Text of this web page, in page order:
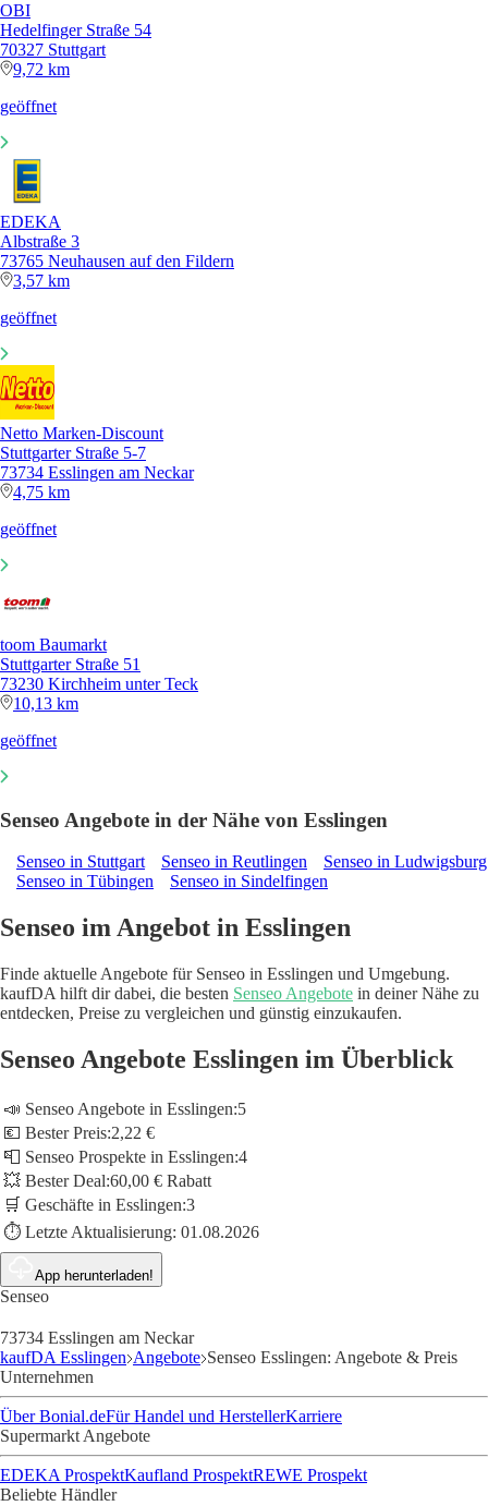
OBI
Hedelfinger Straße 54
70327 Stuttgart
9,72 km
geöffnet
EDEKA
Albstraße 3
73765 Neuhausen auf den Fildern
3,57 km
geöffnet
Netto Marken-Discount
Stuttgarter Straße 5-7
73734 Esslingen am Neckar
4,75 km
geöffnet
toom Baumarkt
Stuttgarter Straße 51
73230 Kirchheim unter Teck
10,13 km
geöffnet
Senseo Angebote in der Nähe von Esslingen
Senseo in Stuttgart Senseo in Reutlingen
Senseo in Ludwigsburg
Senseo in Tübingen
Senseo in Sindelfingen
Senseo im Angebot in Esslingen
Finde aktuelle Angebote für Senseo in Esslingen und Umgebung.
kaufDA hilft dir dabei, die besten Senseo Angebote in deiner Nähe zu
entdecken, Preise zu vergleichen und günstig einzukaufen.
Senseo Angebote Esslingen im Überblick
📣 Senseo Angebote in Esslingen:5
💶 Bester Preis:2,22 €
📮 Senseo Prospekte in Esslingen:4
💥 Bester Deal:60,00 € Rabatt
🛒 Geschäfte in Esslingen:3
⏱️ Letzte Aktualisierung: 01.08.2026
App herunterladen!
Senseo
73734 Esslingen am Neckar
kaufDA Esslingen Angebote Senseo Esslingen: Angebote & Preis
Unternehmen
Über Bonial.deFür Handel und HerstellerKarriere
Supermarkt Angebote
EDEKA ProspektKaufland ProspektREWE Prospekt
Beliebte Händler